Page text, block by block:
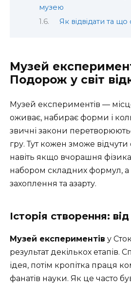
музею
Як відвідати та що
Музей
Подорож у світ
Музей експериментів —
оживає, набирає форми і
звичні закони
гру. Тут кожен зможе
навіть якщо вчорашня
набором складних формул,
захоплення та азарту.
Історія створення:
Музей експериментів у
результат декількох етапів.
ідея, потім кропітка праця
фанатів науки. Як це часто